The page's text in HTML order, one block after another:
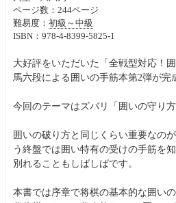
ページ数：244ページ
難易度： 初級～中級
ISBN：978-4-8399-5825-1
大好評をいただいた「全戦型対応！
馬六段による囲いの手筋本第2弾が完
今回のテーマはズバリ「囲いの守り方
囲いの破り方と同じくらい重要なの
う終盤では囲い特有の受けの手筋を
別れることもしばしばです。
本書では序章で将棋の基本的な囲い